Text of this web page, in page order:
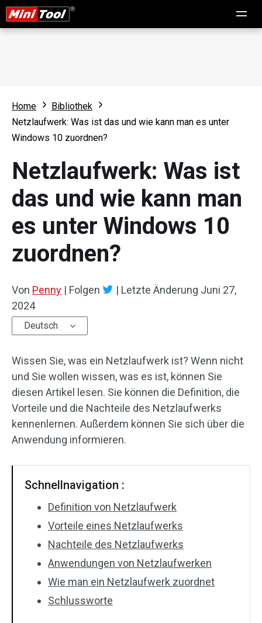
Home
Bibliothek
Netzlaufwerk: Was ist das und wie kann man es unter
Windows 10 zuordnen?
Netzlaufwerk: Was ist
das und wie kann man
es unter Windows 10
zuordnen?
Von Penny | Folgen | Letzte Änderung Juni 27,
2024
Deutsch
Wissen Sie, was ein Netzlaufwerk ist? Wenn nicht
und Sie wollen wissen, was es ist, können Sie
diesen Artikel lesen. Sie können die Definition, die
Vorteile und die Nachteile des Netzlaufwerks
kennenlernen. Außerdem können Sie sich über die
Anwendung informieren.
Schnellnavigation :
Definition von Netzlaufwerk
Vorteile eines Netzlaufwerks
Nachteile des Netzlaufwerks
Anwendungen von Netzlaufwerken
Wie man ein Netzlaufwerk zuordnet
Schlussworte